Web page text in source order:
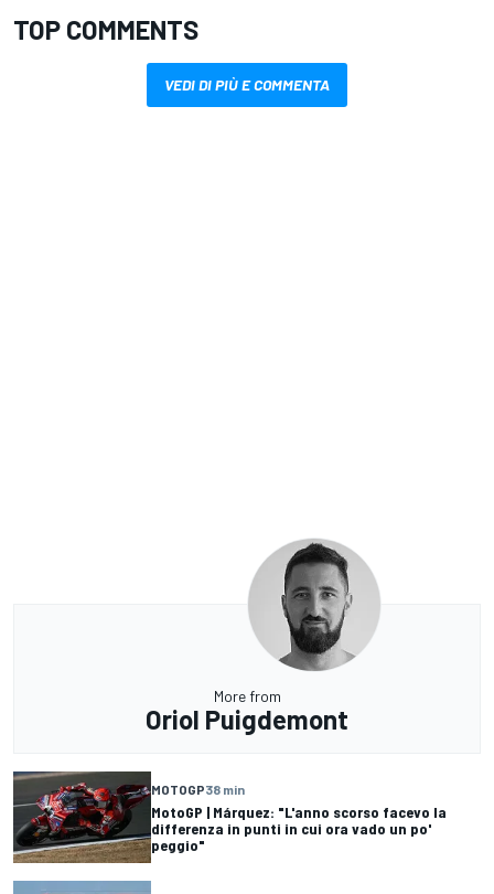
TOP COMMENTS
VEDI DI PIÙ E COMMENTA
More from
Oriol Puigdemont
MOTOGP38 min
MotoGP | Márquez: "L'anno scorso facevo la
differenza in punti in cui ora vado un po'
peggio"